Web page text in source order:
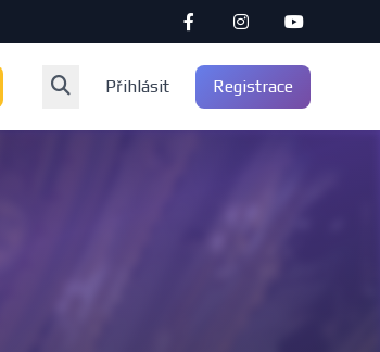
Přihlásit Registrace